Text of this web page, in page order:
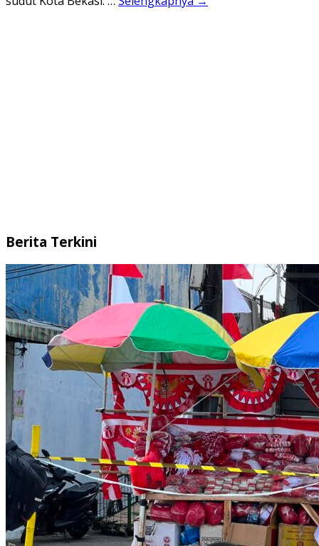
Berita Terkini